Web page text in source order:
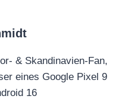
& Skandinavien-Fan,
eines Google Pixel 9
16